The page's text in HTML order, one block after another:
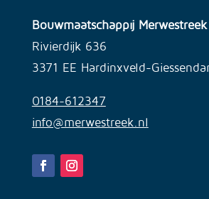
Bouwmaatschappij
Rivierdijk 636
3371 EE Hardinxveld-
0184-612347
info@merwestreek.nl